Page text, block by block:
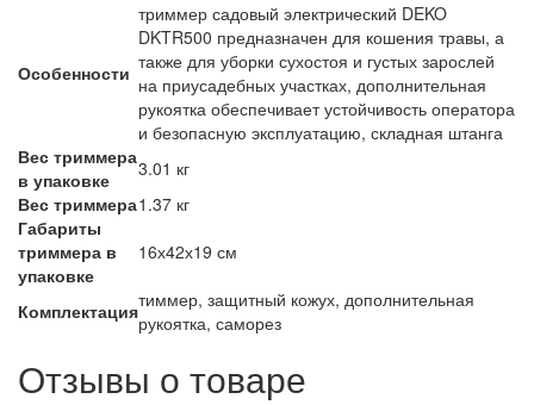
Особенности
триммер садовый электрический DEKO
DKTR500 предназначен для кошения травы, а
также для уборки сухостоя и густых зарослей
на приусадебных участках, дополнительная
рукоятка обеспечивает устойчивость оператора
и безопасную эксплуатацию, складная штанга
Вес триммера
в упаковке
3.01 кг
Вес триммера1.37 кг
Габариты
триммера в
упаковке
16х42х19 см
Комплектациятиммер, защитный кожух, дополнительная
рукоятка, саморез
Отзывы о товаре